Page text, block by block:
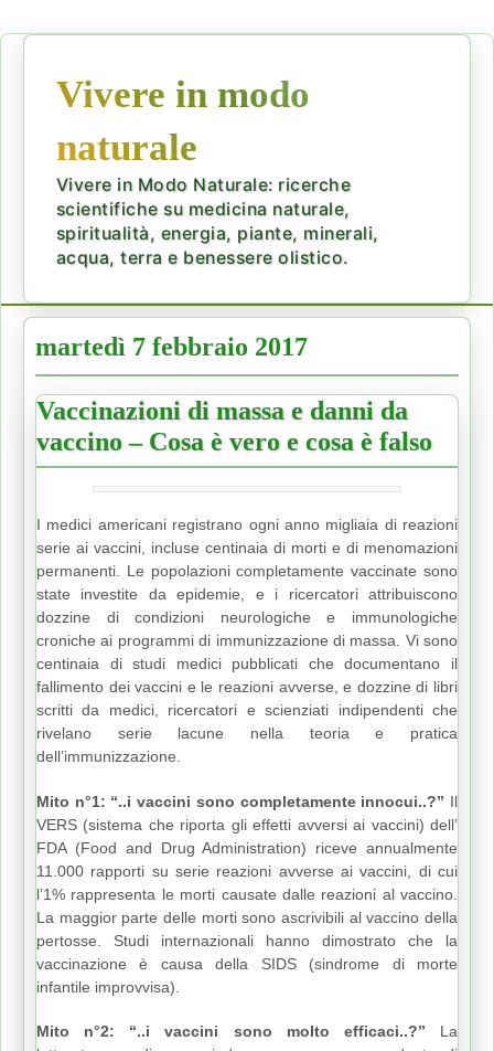
Vivere in modo
naturale
Vivere in Modo Naturale: ricerche
scientifiche su medicina naturale,
spiritualità, energia, piante, minerali,
acqua, terra e benessere olistico.
martedì 7 febbraio 2017
Vaccinazioni di massa e danni da
vaccino – Cosa è vero e cosa è falso
I medici americani registrano ogni anno migliaia di reazioni
serie ai vaccini, incluse centinaia di morti e di menomazioni
permanenti. Le popolazioni completamente vaccinate sono
state investite da epidemie, e i ricercatori attribuiscono
dozzine di condizioni neurologiche e immunologiche
croniche ai programmi di immunizzazione di massa. Vi sono
centinaia di studi medici pubblicati che documentano il
fallimento dei vaccini e le reazioni avverse, e dozzine di libri
scritti da medici, ricercatori e scienziati indipendenti che
rivelano serie lacune nella teoria e pratica
dell’immunizzazione.
Mito n°1: “..i vaccini sono completamente innocui..?” Il
VERS (sistema che riporta gli effetti avversi ai vaccini) dell’
FDA (Food and Drug Administration) riceve annualmente
11.000 rapporti su serie reazioni avverse ai vaccini, di cui
l’1% rappresenta le morti causate dalle reazioni al vaccino.
La maggior parte delle morti sono ascrivibili al vaccino della
pertosse. Studi internazionali hanno dimostrato che la
vaccinazione è causa della SIDS (sindrome di morte
infantile improvvisa).
Mito n°2: “..i vaccini sono molto efficaci..?” La